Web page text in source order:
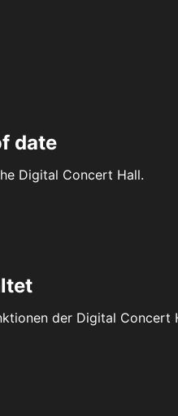
date
Digital Concert Hall.
der Digital Concert